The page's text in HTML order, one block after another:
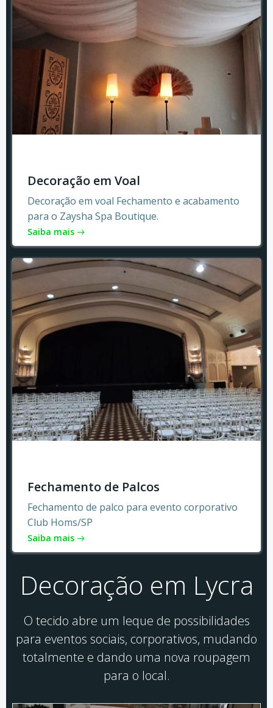
Decoração em Voal
Decoração em voal Fechamento e acabamento
para o Zaysha Spa Boutique.
Saiba mais
Fechamento de Palcos
Fechamento de palco para evento corporativo
Club Homs/SP
Saiba mais
Decoração em Lycra
O tecido abre um leque de possibilidades
para eventos sociais, corporativos, mudando
totalmente e dando uma nova roupagem
para o local.